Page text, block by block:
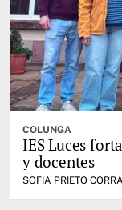
COLUNGA
IES Luces
y docentes
SOFIA PRIETO